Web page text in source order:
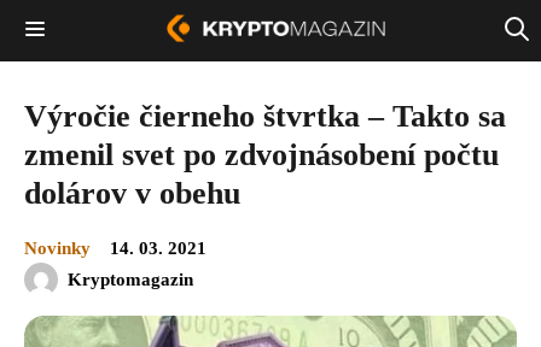
Výročie čierneho štvrtka – Takto sa
zmenil svet po zdvojnásobení počtu
dolárov v obehu
Novinky
14. 03. 2021
Kryptomagazin